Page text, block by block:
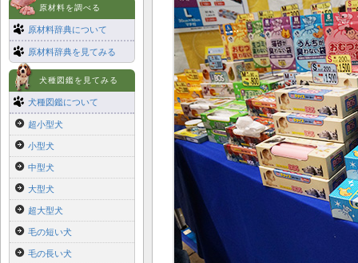
原材料を調べる
原材料辞典について
原材料辞典を見てみる
犬種図鑑を見てみる
犬種図鑑について
超小型犬
小型犬
中型犬
大型犬
超大型犬
毛の短い犬
毛の長い犬